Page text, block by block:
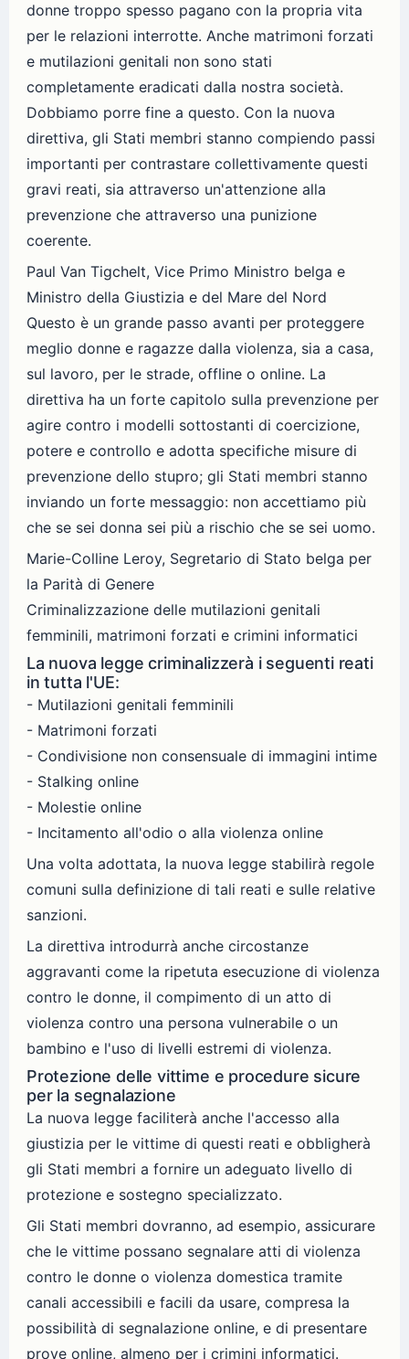
donne troppo spesso pagano con la propria vita
per le relazioni interrotte. Anche matrimoni forzati
e mutilazioni genitali non sono stati
completamente eradicati dalla nostra società.
Dobbiamo porre fine a questo. Con la nuova
direttiva, gli Stati membri stanno compiendo passi
importanti per contrastare collettivamente questi
gravi reati, sia attraverso un'attenzione alla
prevenzione che attraverso una punizione
coerente.
Paul Van Tigchelt, Vice Primo Ministro belga e
Ministro della Giustizia e del Mare del Nord
Questo è un grande passo avanti per proteggere
meglio donne e ragazze dalla violenza, sia a casa,
sul lavoro, per le strade, offline o online. La
direttiva ha un forte capitolo sulla prevenzione per
agire contro i modelli sottostanti di coercizione,
potere e controllo e adotta specifiche misure di
prevenzione dello stupro; gli Stati membri stanno
inviando un forte messaggio: non accettiamo più
che se sei donna sei più a rischio che se sei uomo.
Marie-Colline Leroy, Segretario di Stato belga per
la Parità di Genere
Criminalizzazione delle mutilazioni genitali
femminili, matrimoni forzati e crimini informatici
La nuova legge criminalizzerà i seguenti reati
in tutta l'UE:
- Mutilazioni genitali femminili
- Matrimoni forzati
- Condivisione non consensuale di immagini intime
- Stalking online
- Molestie online
- Incitamento all'odio o alla violenza online
Una volta adottata, la nuova legge stabilirà regole
comuni sulla definizione di tali reati e sulle relative
sanzioni.
La direttiva introdurrà anche circostanze
aggravanti come la ripetuta esecuzione di violenza
contro le donne, il compimento di un atto di
violenza contro una persona vulnerabile o un
bambino e l'uso di livelli estremi di violenza.
Protezione delle vittime e procedure sicure
per la segnalazione
La nuova legge faciliterà anche l'accesso alla
giustizia per le vittime di questi reati e obbligherà
gli Stati membri a fornire un adeguato livello di
protezione e sostegno specializzato.
Gli Stati membri dovranno, ad esempio, assicurare
che le vittime possano segnalare atti di violenza
contro le donne o violenza domestica tramite
canali accessibili e facili da usare, compresa la
possibilità di segnalazione online, e di presentare
prove online, almeno per i crimini informatici.